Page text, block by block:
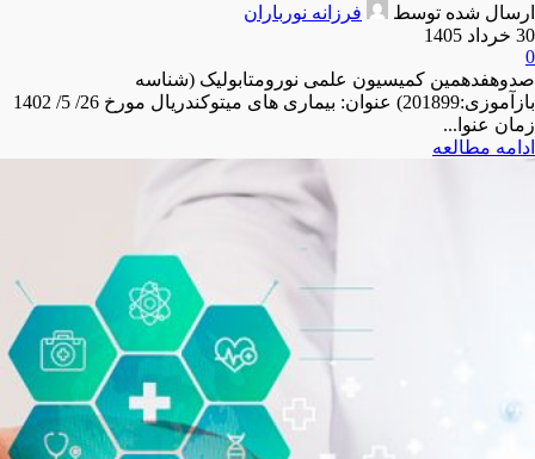
ارسال شده توسط
فرزانه نورباران
30 خرداد 1405
0
صدوهفدهمین کمیسیون علمی نورومتابولیک (شناسه
بازآموزی:201899) عنوان: بیماری های میتوکندریال مورخ 26/ 5/ 1402
زمان عنوا...
ادامه مطالعه